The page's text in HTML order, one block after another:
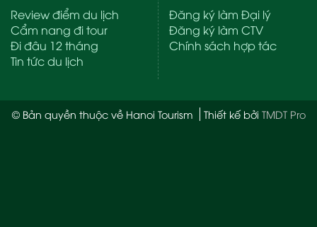
Review điểm du lịch
Cẩm nang đi tour
Đi đâu 12 tháng
Tin tức du lịch
Đăng ký làm Đại lý
Đăng ký làm CTV
Chính sách hợp tác
© Bản quyền thuộc về Hanoi Tourism Thiết kế bởi TMDT Pro